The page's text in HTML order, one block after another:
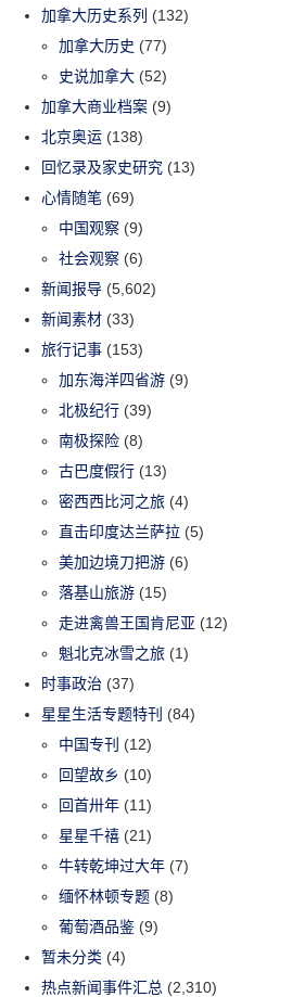
加拿大历史系列 (132)
加拿大历史 (77)
史说加拿大 (52)
加拿大商业档案 (9)
北京奥运 (138)
回忆录及家史研究 (13)
心情随笔 (69)
中国观察 (9)
社会观察 (6)
新闻报导 (5,602)
新闻素材 (33)
旅行记事 (153)
加东海洋四省游 (9)
北极纪行 (39)
南极探险 (8)
古巴度假行 (13)
密西西比河之旅 (4)
直击印度达兰萨拉 (5)
美加边境刀把游 (6)
落基山旅游 (15)
走进禽兽王国肯尼亚 (12)
魁北克冰雪之旅 (1)
时事政治 (37)
星星生活专题特刊 (84)
中国专刊 (12)
回望故乡 (10)
回首卅年 (11)
星星千禧 (21)
牛转乾坤过大年 (7)
缅怀林顿专题 (8)
葡萄酒品鉴 (9)
暂未分类 (4)
热点新闻事件汇总 (2,310)